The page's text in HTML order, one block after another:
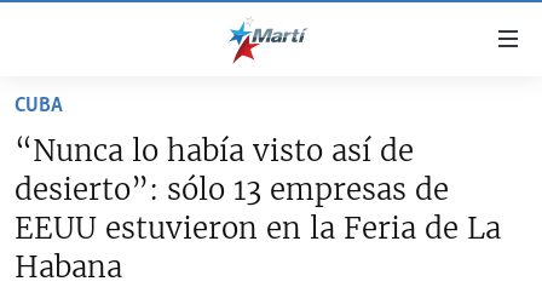
accesibilidad
contenido
principal
CUBA
CUBA
DERECHOS HUMANOS
ESTADOS UNIDOS
ESTADOS UNIDOS
AMÉRICA LATINA
CUBA
“Nunca lo había visto así de
desierto”: sólo 13 empresas de
EEUU estuvieron en la Feria de La
Habana